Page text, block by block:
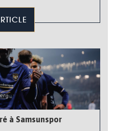
à Samsunspor